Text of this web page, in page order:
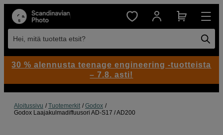
Hei, mitä tuotetta etsit?
Aloitussivu Tuotemerkit
Godox
Godox Laajakulmadiffuusori AD-S17 / AD200
30 % alennusta teenage engineering -tuotteista
– 7.8. asti!